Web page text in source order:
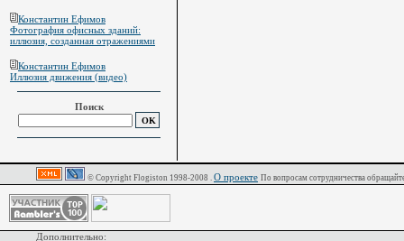
© Copyright Flogiston 1998-2008 . О проекте По вопросам сотрудничества
Дополнительно:
Константин Ефимов
Фотография офисных зданий:
иллюзия, созданная отражениями
Константин Ефимов
Иллюзия движения (видео)
Поиск